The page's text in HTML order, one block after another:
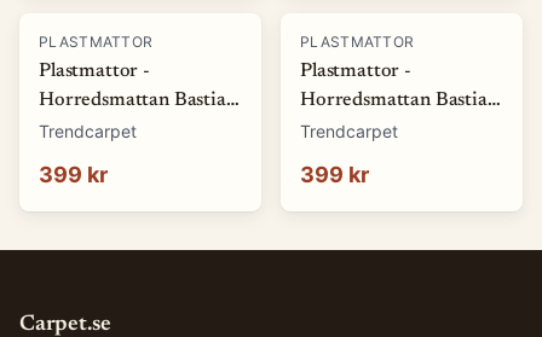
PLASTMATTOR
Plastmattor -
Horredsmattan Bastian
(blå) (Storlek: 70 x 50
Trendcarpet
399 kr
PLASTMATTOR
Plastmattor -
Horredsmattan Bastian
(brun) (Storlek: 70 x 50
Trendcarpet
399 kr
Carpet.se